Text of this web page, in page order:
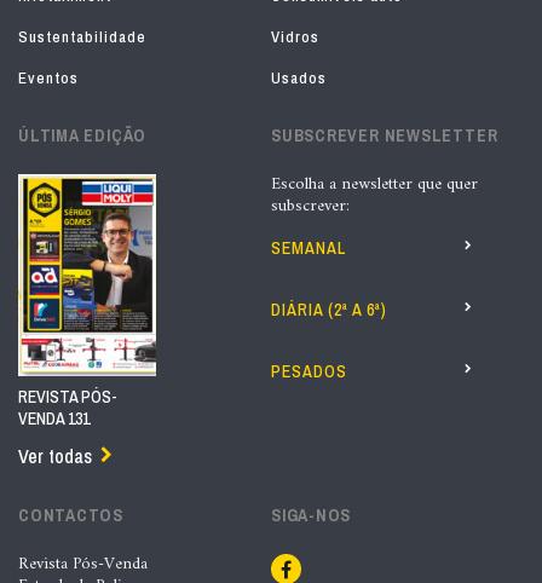
Sustentabilidade
Vidros
Eventos
Usados
ÚLTIMA EDIÇÃO
REVISTA PÓS-
VENDA 131
Ver todas
SUBSCREVER NEWSLETTER
Escolha a newsletter que quer
subscrever:
SEMANAL
DIÁRIA (2ª A 6ª)
PESADOS
CONTACTOS
Revista Pós-Venda
SIGA-NOS